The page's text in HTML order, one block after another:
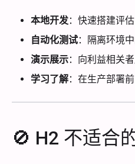
本地开发：快速搭建评
自动化测试：隔离环境
演示展示：向利益相关
学习了解：在生产部署
🚫 H2 不适合